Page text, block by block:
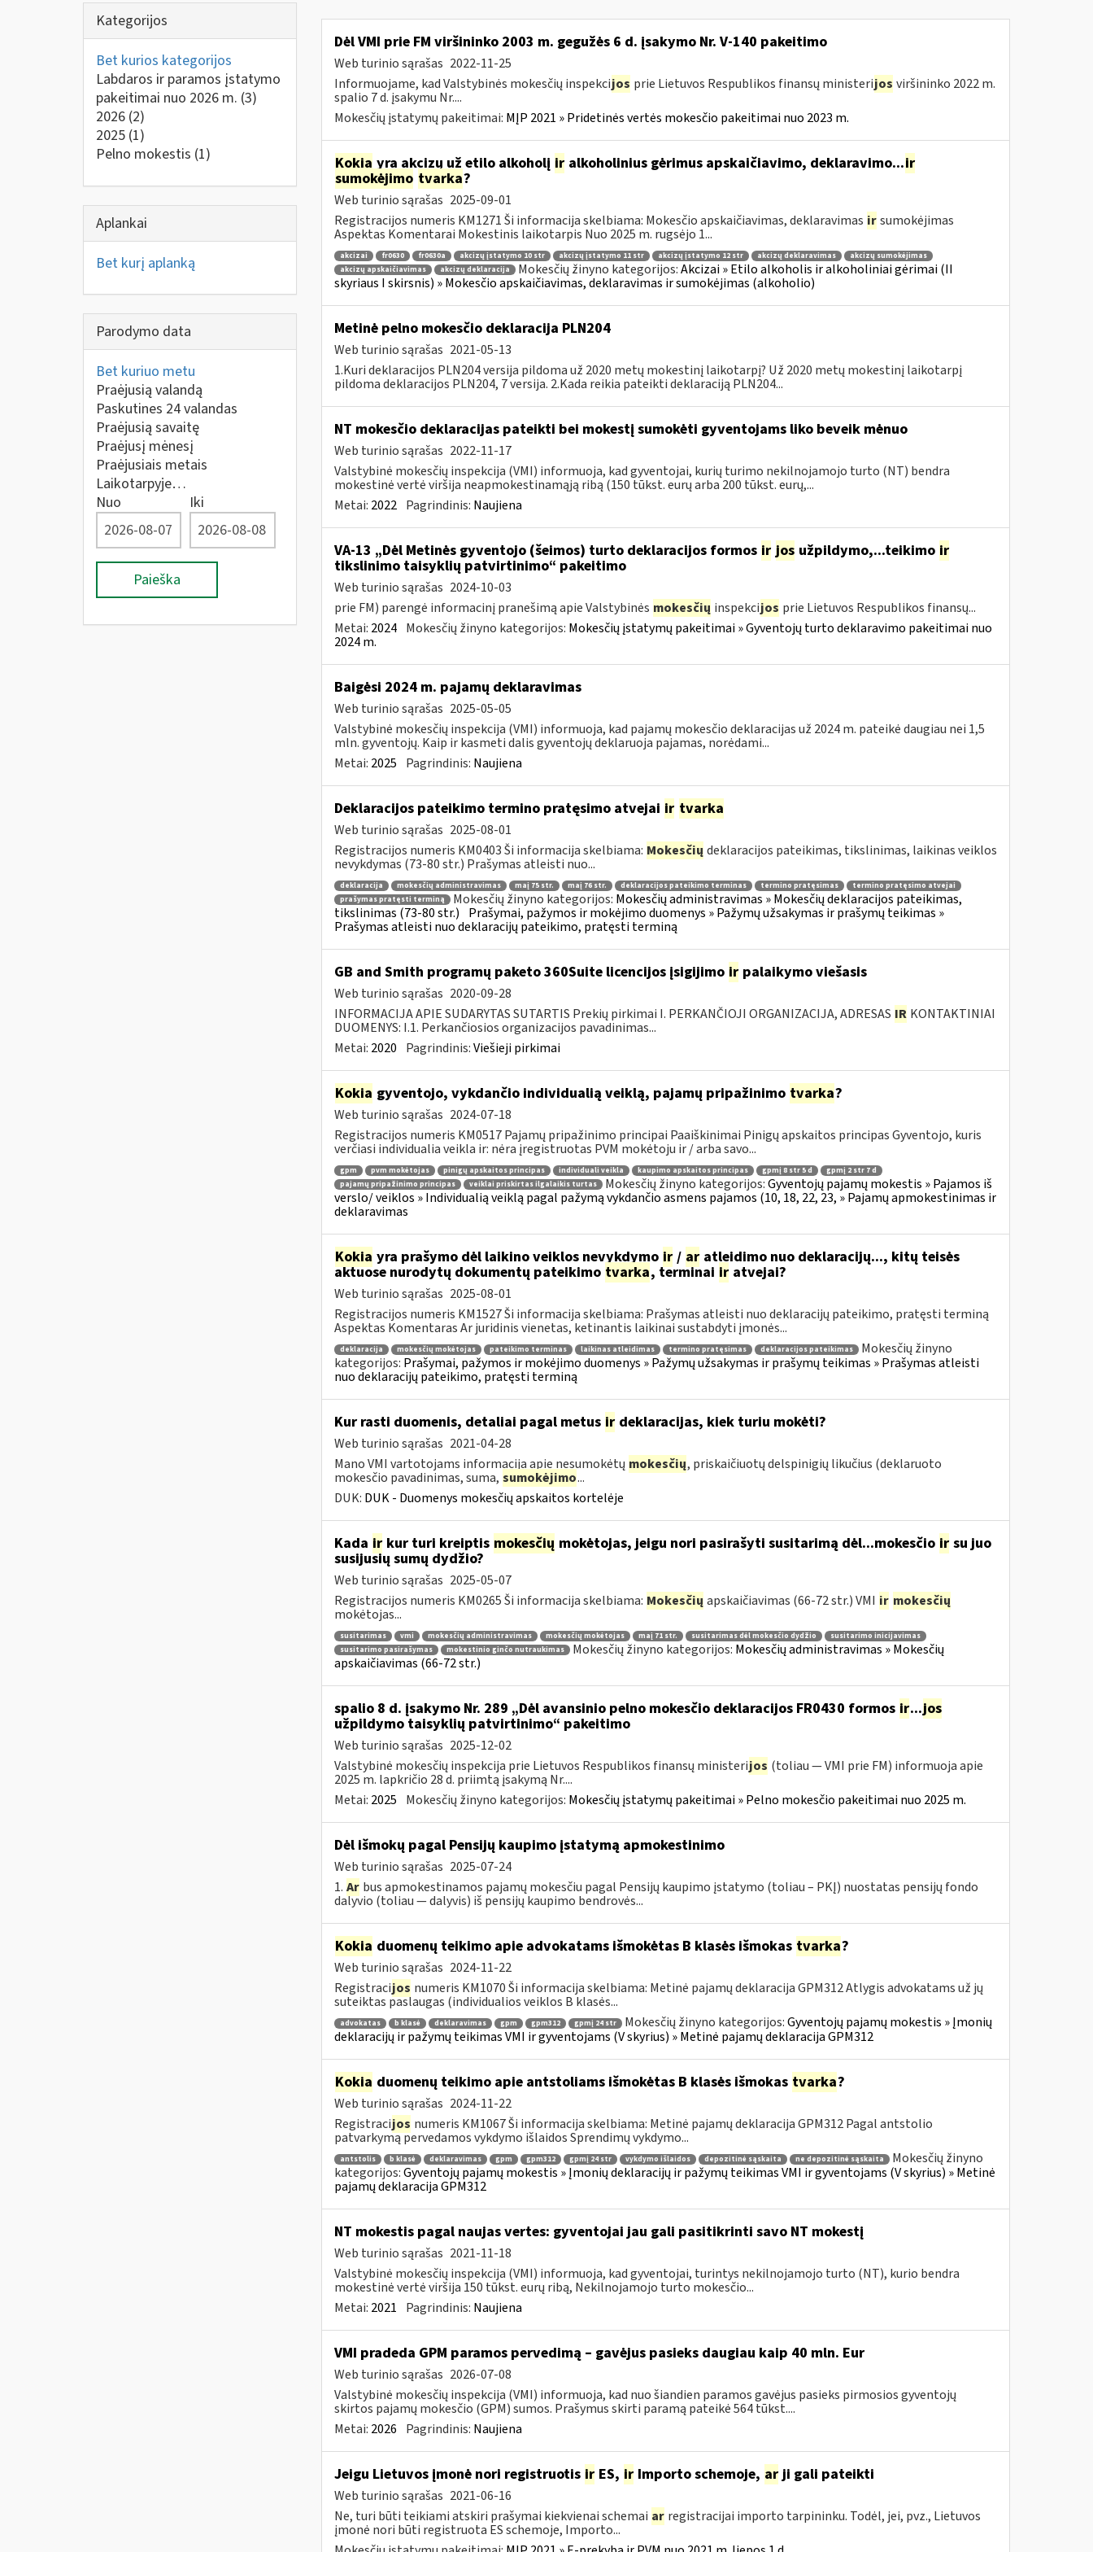
Kategorijos
Bet kurios kategorijos
Labdaros ir paramos įstatymo
pakeitimai nuo 2026 m. (3)
2026 (2)
2025 (1)
Pelno mokestis (1)
Aplankai
Bet kurį aplanką
Parodymo data
Bet kuriuo metu
Praėjusią valandą
Paskutines 24 valandas
Praėjusią savaitę
Praėjusį mėnesį
Praėjusiais metais
Laikotarpyje…
Nuo
Iki
Paieška
Dėl VMI prie FM viršininko 2003 m. gegužės 6 d. įsakymo Nr. V-140 pakeitimo
Web turinio sąrašas 2022-11-25
Informuojame, kad Valstybinės mokesčių inspekcijos prie Lietuvos Respublikos finansų ministerijos viršininko 2022 m.
spalio 7 d. įsakymu Nr....
Mokesčių įstatymų pakeitimai: MĮP 2021 » Pridetinės vertės mokesčio pakeitimai nuo 2023 m.
Kokiayra akcizų už etilo alkoholį iralkoholinius gėrimus apskaičiavimo, deklaravimo...ir
sumokėjimo tvarka?
Web turinio sąrašas 2025-09-01
Registracijos numeris KM1271 Ši informacija skelbiama: Mokesčio apskaičiavimas, deklaravimas ir sumokėjimas
Aspektas Komentarai Mokestinis laikotarpis Nuo 2025 m. rugsėjo 1...
akcizai fr0630 fr0630a akcizų įstatymo 10 str akcizų įstatymo 11 str akcizų įstatymo 12 str akcizų deklaravimas
akcizų sumokėjimas
akcizų apskaičiavimas
akcizų deklaracija Mokesčių žinyno kategorijos:Akcizai » Etilo alkoholis ir alkoholiniai gėrimai (II
skyriaus I skirsnis) » Mokesčio apskaičiavimas, deklaravimas ir sumokėjimas (alkoholio)
Metinė pelno mokesčio deklaracija PLN204
Web turinio sąrašas 2021-05-13
1.Kuri deklaracijos PLN204 versija pildoma už 2020 metų mokestinį laikotarpį? Už 2020 metų mokestinį laikotarpį
pildoma deklaracijos PLN204, 7 versija. 2.Kada reikia pateikti deklaraciją PLN204...
NT mokesčio deklaracijas pateikti bei mokestį sumokėti gyventojams liko beveik mėnuo
Web turinio sąrašas 2022-11-17
Valstybinė mokesčių inspekcija (VMI) informuoja, kad gyventojai, kurių turimo nekilnojamojo turto (NT) bendra
mokestinė vertė viršija neapmokestinamąją ribą (150 tūkst. eurų arba 200 tūkst. eurų,...
Metai: 2022 Pagrindinis: Naujiena
VA-13 „Dėl Metinės gyventojo (šeimos) turto deklaracijos formos ir jos užpildymo,...teikimo ir
tikslinimo taisyklių patvirtinimo“ pakeitimo
Web turinio sąrašas 2024-10-03
prie FM) parengė informacinį pranešimą apie Valstybinės mokesčių inspekcijos prie Lietuvos Respublikos finansų...
Metai: 2024 Mokesčių žinyno kategorijos: Mokesčių įstatymų pakeitimai » Gyventojų turto deklaravimo pakeitimai nuo
2024 m.
Baigėsi 2024 m. pajamų deklaravimas
Web turinio sąrašas 2025-05-05
Valstybinė mokesčių inspekcija (VMI) informuoja, kad pajamų mokesčio deklaracijas už 2024 m. pateikė daugiau nei 1,5
mln. gyventojų. Kaip ir kasmeti dalis gyventojų deklaruoja pajamas, norėdami...
Metai: 2025 Pagrindinis: Naujiena
Deklaracijos pateikimo termino pratęsimo atvejai ir tvarka
Web turinio sąrašas 2025-08-01
Registracijos numeris KM0403 Ši informacija skelbiama: Mokesčių deklaracijos pateikimas, tikslinimas, laikinas veiklos
nevykdymas (73-80 str.) Prašymas atleisti nuo...
deklaracija mokesčių administravimas maį 75 str. maį 76 str. deklaracijos pateikimo terminas termino pratęsimas
termino pratęsimo atvejai
prašymas pratęsti terminą
Mokesčių žinyno kategorijos: Mokesčių administravimas » Mokesčių deklaracijos pateikimas,
tikslinimas (73-80 str.) Prašymai, pažymos ir mokėjimo duomenys » Pažymų užsakymas ir prašymų teikimas »
Prašymas atleisti nuo deklaracijų pateikimo, pratęsti terminą
GB and Smith programų paketo 360Suite licencijos įsigijimo irpalaikymo viešasis
Web turinio sąrašas 2020-09-28
INFORMACIJA APIE SUDARYTAS SUTARTIS Prekių pirkimai I. PERKANČIOJI ORGANIZACIJA, ADRESAS IR KONTAKTINIAI
DUOMENYS: I.1. Perkančiosios organizacijos pavadinimas...
Metai: 2020 Pagrindinis:Viešieji pirkimai
Kokia gyventojo, vykdančio individualią veiklą, pajamų pripažinimo tvarka?
Web turinio sąrašas 2024-07-18
Registracijos numeris KM0517 Pajamų pripažinimo principai Paaiškinimai Pinigų apskaitos principas Gyventojo, kuris
verčiasi individualia veikla ir: nėra įregistruotas PVM mokėtoju ir / arba savo...
gpm pvm mokėtojas pinigų apskaitos principas individuali veikla kaupimo apskaitos principas gpmį 8 str 5 d
gpmį 2 str 7 d
pajamų pripažinimo principas
veiklai priskirtas ilgalaikis turtas Mokesčių žinyno kategorijos:Gyventojų pajamų mokestis » Pajamos iš
verslo/ veiklos » Individualią veiklą pagal pažymą vykdančio asmens pajamos (10, 18, 22, 23, » Pajamų apmokestinimas ir
deklaravimas
Kokia yra prašymo dėl laikino veiklos nevykdymo ir/ aratleidimo nuo deklaracijų..., kitų teisės
aktuose nurodytų dokumentų pateikimo tvarka, terminai iratvejai?
Web turinio sąrašas 2025-08-01
Registracijos numeris KM1527 Ši informacija skelbiama: Prašymas atleisti nuo deklaracijų pateikimo, pratęsti terminą
Aspektas Komentaras Ar juridinis vienetas, ketinantis laikinai sustabdyti įmonės...
deklaracija mokesčių mokėtojas pateikimo terminas laikinas atleidimas termino pratęsimas deklaracijos pateikimas
Mokesčių žinyno
kategorijos: Prašymai, pažymos ir mokėjimo duomenys » Pažymų užsakymas ir prašymų teikimas » Prašymas atleisti
nuo deklaracijų pateikimo, pratęsti terminą
Kur rasti duomenis, detaliai pagal metus irdeklaracijas, kiek turiu mokėti?
Web turinio sąrašas 2021-04-28
Mano VMI vartotojams informacija apie nesumokėtų mokesčių, priskaičiuotų delspinigių likučius (deklaruoto
mokesčio pavadinimas, suma, sumokėjimo...
DUK: DUK - Duomenys mokesčių apskaitos kortelėje
Kada irkur turi kreiptis mokesčių mokėtojas, jeigu nori pasirašyti susitarimą dėl...mokesčio irsu juo
susijusių sumų dydžio?
Web turinio sąrašas 2025-05-07
Registracijos numeris KM0265 Ši informacija skelbiama: Mokesčių apskaičiavimas (66-72 str.) VMI ir mokesčių
mokėtojas...
susitarimas vmi mokesčių administravimas mokesčių mokėtojas maį 71 str. susitarimas dėl mokesčio dydžio
susitarimo inicijavimas
susitarimo pasirašymas
mokestinio ginčo nutraukimas Mokesčių žinyno kategorijos: Mokesčių administravimas » Mokesčių
apskaičiavimas (66-72 str.)
spalio 8 d. įsakymo Nr. 289 „Dėl avansinio pelno mokesčio deklaracijos FR0430 formos ir...jos
užpildymo taisyklių patvirtinimo“ pakeitimo
Web turinio sąrašas 2025-12-02
Valstybinė mokesčių inspekcija prie Lietuvos Respublikos finansų ministerijos (toliau — VMI prie FM) informuoja apie
2025 m. lapkričio 28 d. priimtą įsakymą Nr....
Metai: 2025 Mokesčių žinyno kategorijos: Mokesčių įstatymų pakeitimai » Pelno mokesčio pakeitimai nuo 2025 m.
Dėl išmokų pagal Pensijų kaupimo įstatymą apmokestinimo
Web turinio sąrašas 2025-07-24
1. Ar bus apmokestinamos pajamų mokesčiu pagal Pensijų kaupimo įstatymo (toliau – PKĮ) nuostatas pensijų fondo
dalyvio (toliau — dalyvis) iš pensijų kaupimo bendrovės...
Kokia duomenų teikimo apie advokatams išmokėtas B klasės išmokas tvarka?
Web turinio sąrašas 2024-11-22
Registracijos numeris KM1070 Ši informacija skelbiama: Metinė pajamų deklaracija GPM312 Atlygis advokatams už jų
suteiktas paslaugas (individualios veiklos B klasės...
advokatas b klasė deklaravimas gpm gpm312 gpmį 24 str Mokesčių žinyno kategorijos:Gyventojų pajamų mokestis » Įmonių
deklaracijų ir pažymų teikimas VMI ir gyventojams (V skyrius) » Metinė pajamų deklaracija GPM312
Kokia duomenų teikimo apie antstoliams išmokėtas B klasės išmokas tvarka?
Web turinio sąrašas 2024-11-22
Registracijos numeris KM1067 Ši informacija skelbiama: Metinė pajamų deklaracija GPM312 Pagal antstolio
patvarkymą pervedamos vykdymo išlaidos Sprendimų vykdymo...
antstolis b klasė deklaravimas gpm gpm312 gpmį 24 str vykdymo išlaidos depozitinė sąskaita ne depozitinė sąskaita
Mokesčių žinyno
kategorijos:Gyventojų pajamų mokestis » Įmonių deklaracijų ir pažymų teikimas VMI ir gyventojams (V skyrius) » Metinė
pajamų deklaracija GPM312
NT mokestis pagal naujas vertes: gyventojai jau gali pasitikrinti savo NT mokestį
Web turinio sąrašas 2021-11-18
Valstybinė mokesčių inspekcija (VMI) informuoja, kad gyventojai, turintys nekilnojamojo turto (NT), kurio bendra
mokestinė vertė viršija 150 tūkst. eurų ribą, Nekilnojamojo turto mokesčio...
Metai: 2021 Pagrindinis: Naujiena
VMI pradeda GPM paramos pervedimą – gavėjus pasieks daugiau kaip 40 mln. Eur
Web turinio sąrašas 2026-07-08
Valstybinė mokesčių inspekcija (VMI) informuoja, kad nuo šiandien paramos gavėjus pasieks pirmosios gyventojų
skirtos pajamų mokesčio (GPM) sumos. Prašymus skirti paramą pateikė 564 tūkst....
Metai: 2026 Pagrindinis: Naujiena
Jeigu Lietuvos įmonė nori registruotis irES, irImporto schemoje, arji gali pateikti
Web turinio sąrašas 2021-06-16
Ne, turi būti teikiami atskiri prašymai kiekvienai schemai ar registracijai importo tarpininku. Todėl, jei, pvz., Lietuvos
įmonė nori būti registruota ES schemoje, Importo...